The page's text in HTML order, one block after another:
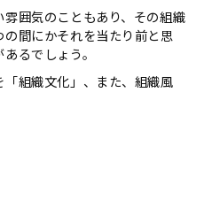
囲気のこともあり、その組織
間にかそれを当たり前と思
るでしょう。
組織文化」、また、組織風